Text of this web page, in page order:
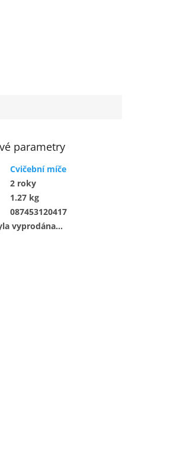
parametry
Cvičební míče
2 roky
1.27 kg
087453120417
vyprodána…